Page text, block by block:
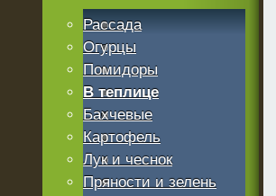
Рассада
Огурцы
Помидоры
В теплице
Бахчевые
Картофель
Лук и чеснок
Пряности и зелень